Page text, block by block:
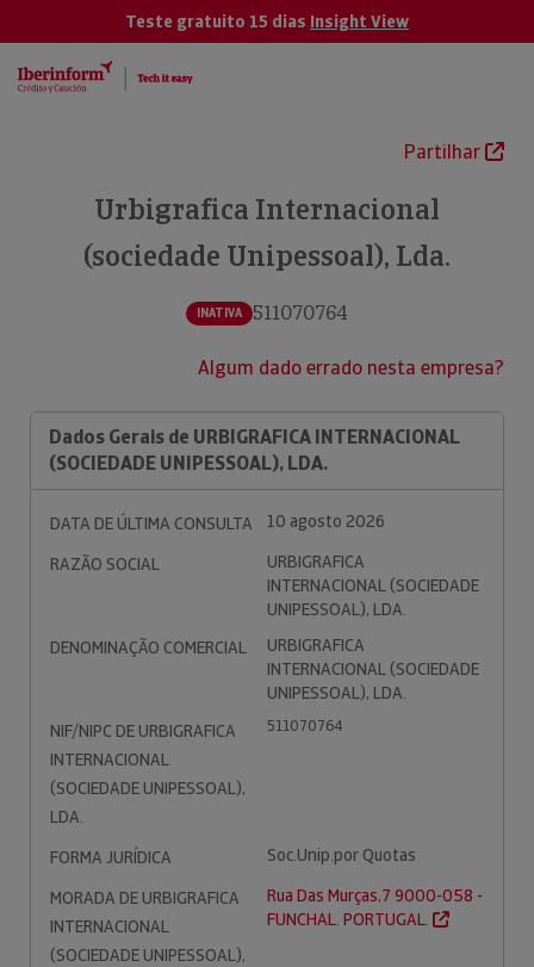
Teste gratuito 15 dias Insight View
Partilhar
Urbigrafica Internacional
(sociedade Unipessoal), Lda.
INATIVA 511070764
Algum dado errado nesta empresa?
Dados Gerais de URBIGRAFICA INTERNACIONAL
(SOCIEDADE UNIPESSOAL), LDA.
DATA DE ÚLTIMA CONSULTA
10 agosto 2026
RAZÃO SOCIAL
URBIGRAFICA
INTERNACIONAL (SOCIEDADE
UNIPESSOAL), LDA.
DENOMINAÇÃO COMERCIAL
URBIGRAFICA
INTERNACIONAL (SOCIEDADE
UNIPESSOAL), LDA.
NIF/NIPC DE URBIGRAFICA
INTERNACIONAL
(SOCIEDADE UNIPESSOAL),
LDA.
511070764
FORMA JURÍDICA
Soc.Unip.por Quotas
MORADA DE URBIGRAFICA
INTERNACIONAL
(SOCIEDADE UNIPESSOAL),
Rua Das Murças,7 9000-058 -
FUNCHAL. PORTUGAL.